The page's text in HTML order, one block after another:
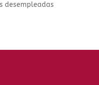
desempleadas